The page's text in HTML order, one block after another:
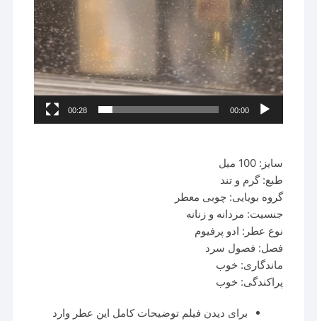
00:00
00:28
سایز: 100 میل
طبع: گرم و تند
گروه بویایی: چوبی معطر
جنسیت: مردانه و زنانه
نوع عطر: ادو پرفیوم
فصل: فصول سرد
ماندگاری: خوب
پراکندگی: خوب
برای دیدن فیلم توضیحات کامل این عطر وارد